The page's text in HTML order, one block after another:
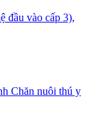
đầu vào cấp 3),
Chăn nuôi thú y